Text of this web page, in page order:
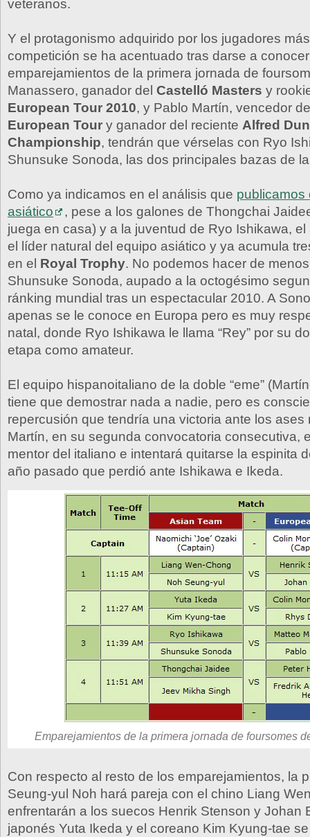
veteranos.
Y el protagonismo adquirido por los jugadores
competición se ha acentuado tras darse a
emparejamientos de la primera jornada de
Manassero, ganador del Castelló Masters y
European Tour 2010, y Pablo Martín, vencedor
European Tour y ganador del reciente Alfred
Championship, tendrán que vérselas con Ryo
Shunsuke Sonoda, las dos principales bazas de
Como ya indicamos en el análisis que publicamos
asiático
, pese a los galones de Thongchai
juega en casa) y a la juventud de Ryo Ishikawa,
el líder natural del equipo asiático y ya acumula
en el Royal Trophy. No podemos hacer de
Shunsuke Sonoda, aupado a la octogésimo
ránking mundial tras un espectacular 2010. A
apenas se le conoce en Europa pero es muy
natal, donde Ryo Ishikawa le llama “Rey” por su
etapa como amateur.
El equipo hispanoitaliano de la doble “eme”
tiene que demostrar nada a nadie, pero es
repercusión que tendría una victoria ante los ases
Martín, en su segunda convocatoria consecutiva,
mentor del italiano e intentará quitarse la espinita
año pasado que perdió ante Ishikawa e Ikeda.
Emparejamientos de la primera jornada de foursomes
Con respecto al resto de los emparejamientos, la
Seung-yul Noh hará pareja con el chino Liang
enfrentarán a los suecos Henrik Stenson y Johan
japonés Yuta Ikeda y el coreano Kim Kyung-tae